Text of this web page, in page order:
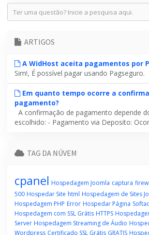
ARTIGOS
A WidHost aceita pagamentos por
Sim!, É possível pagar usando Pagseguro.
Em quanto tempo ocorre a
pagamento?
A confirmação de pagamento depende
escolhido: - Pagamento via Deposito:
TAG DA NÚVEM
cpanel Hospedagem Joomla captura
500 Hospedar Site html Hospedagem de Sites
Hospedagem PHP Error Hospedar Página
Hospedagem com SSL Grátis HTTPS
Server Hospedagem Streaming de Áudio
Wordpress Certificado SSL Grátis GRATIS